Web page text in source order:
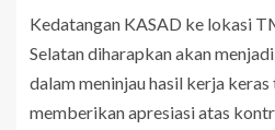
Kedatangan KASAD ke lokasi
Selatan diharapkan akan
dalam meninjau hasil kerja
memberikan apresiasi atas